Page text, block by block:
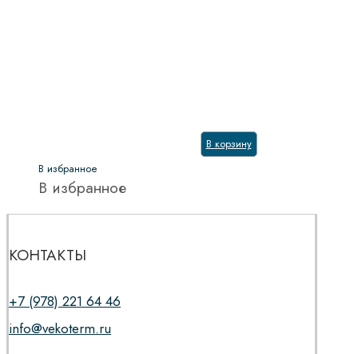
В корзину
В избранное
В избранное
КОНТАКТЫ
+7 (978) 221 64 46
info@vekoterm.ru